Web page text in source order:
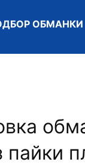
ОБМАНКИ
пайки